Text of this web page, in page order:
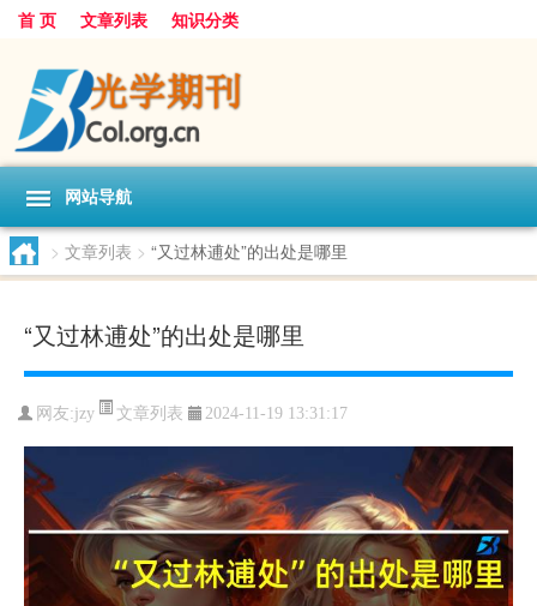
首 页 文章列表 知识分类
网站导航
> 文章列表 > “又过林逋处”的出处是哪里
“又过林逋处”的出处是哪里
网友:jzy 文章列表 2024-11-19 13:31:17